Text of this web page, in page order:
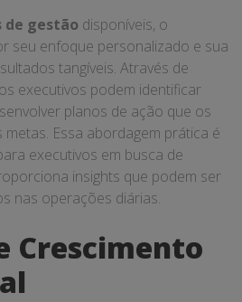
gestão disponíveis, o
seu enfoque personalizado e sua
tangíveis. Através de
executivos podem identificar
planos de ação que os
Essa abordagem prática é
executivos em busca de
insights que podem ser
nas operações diárias.
Crescimento